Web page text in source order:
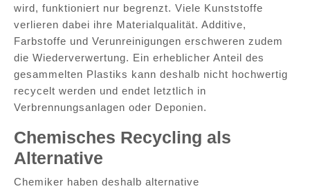
wird, funktioniert nur begrenzt. Viele Kunststoffe
verlieren dabei ihre Materialqualität. Additive,
Farbstoffe und Verunreinigungen erschweren zudem
die Wiederverwertung. Ein erheblicher Anteil des
gesammelten Plastiks kann deshalb nicht hochwertig
recycelt werden und endet letztlich in
Verbrennungsanlagen oder Deponien.
Chemisches Recycling als
Alternative
Chemiker haben deshalb alternative